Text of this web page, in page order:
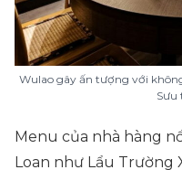
Wulao gây ấn tượng với
Sưu
Menu của nhà hàng
Loan như Lẩu Trường